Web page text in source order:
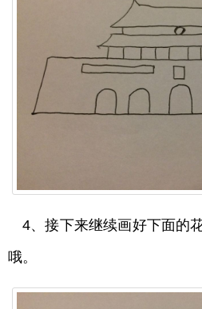
4、接下来继续画好下面的
哦。